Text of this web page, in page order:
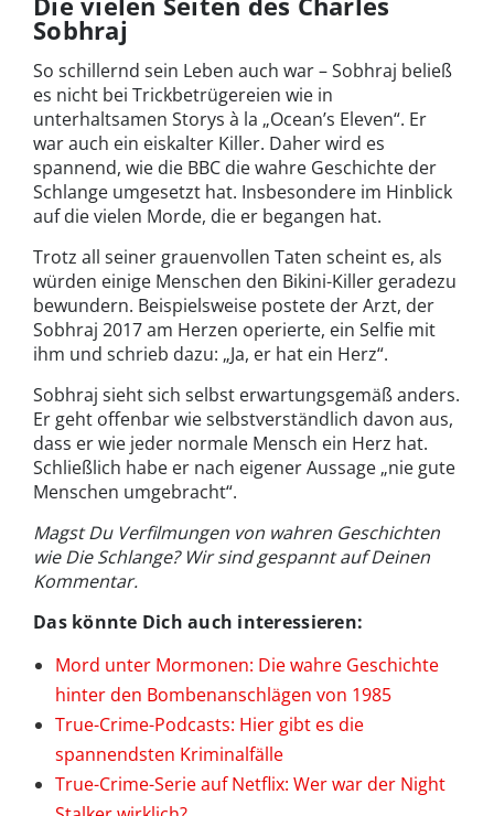
Sobhraj
So schillernd sein Leben auch war – Sobhraj beließ
es nicht bei Trickbetrügereien wie in
unterhaltsamen Storys à la „Ocean’s Eleven“. Er
war auch ein eiskalter Killer. Daher wird es
spannend, wie die BBC die wahre Geschichte der
Schlange umgesetzt hat. Insbesondere im Hinblick
auf die vielen Morde, die er begangen hat.
Trotz all seiner grauenvollen Taten scheint es, als
würden einige Menschen den Bikini-Killer geradezu
bewundern. Beispielsweise postete der Arzt, der
Sobhraj 2017 am Herzen operierte, ein Selfie mit
ihm und schrieb dazu: „Ja, er hat ein Herz“.
Sobhraj sieht sich selbst erwartungsgemäß anders.
Er geht offenbar wie selbstverständlich davon aus,
dass er wie jeder normale Mensch ein Herz hat.
Schließlich habe er nach eigener Aussage „nie gute
Menschen umgebracht“.
Magst Du Verfilmungen von wahren Geschichten
wie Die Schlange? Wir sind gespannt auf Deinen
Kommentar.
Das könnte Dich auch interessieren:
Mord unter Mormonen: Die wahre Geschichte
hinter den Bombenanschlägen von 1985
True-Crime-Podcasts: Hier gibt es die
spannendsten Kriminalfälle
True-Crime-Serie auf Netflix: Wer war der Night